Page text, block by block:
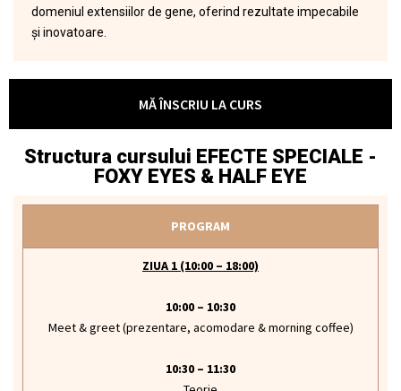
domeniul extensiilor de gene, oferind rezultate impecabile
și inovatoare.
MĂ ÎNSCRIU LA CURS
Structura cursului EFECTE SPECIALE -
FOXY EYES & HALF EYE
PROGRAM
ZIUA 1 (10:00 – 18:00)
10:00 – 10:30
Meet & greet (prezentare, acomodare & morning coffee)
10:30 – 11:30